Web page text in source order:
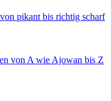
pikant bis richtig scharf
von A wie Ajowan bis Z